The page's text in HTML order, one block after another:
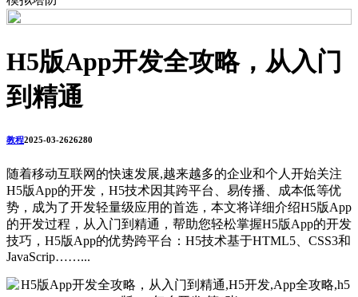
H5版App开发全攻略，从入门
到精通
教程2025-03-2626280
随着移动互联网的快速发展,越来越多的企业和个人开始关注
H5版App的开发，H5技术因其跨平台、易传播、成本低等优
势，成为了开发轻量级应用的首选，本文将详细介绍H5版App
的开发过程，从入门到精通，帮助您轻松掌握H5版App的开发
技巧，H5版App的优势跨平台：H5技术基于HTML5、CSS3和
JavaScrip……...